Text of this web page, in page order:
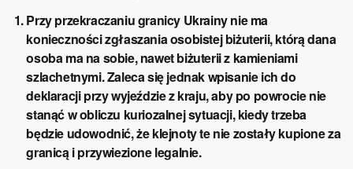
Przy przekraczaniu granicy Ukrainy nie ma
konieczności zgłaszania osobistej biżuterii, którą dana
osoba ma na sobie, nawet biżuterii z kamieniami
szlachetnymi. Zaleca się jednak wpisanie ich do
deklaracji przy wyjeździe z kraju, aby po powrocie nie
stanąć w obliczu kuriozalnej sytuacji, kiedy trzeba
będzie udowodnić, że klejnoty te nie zostały kupione za
granicą i przywiezione legalnie.